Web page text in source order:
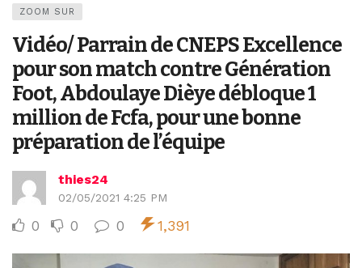
ZOOM SUR
Vidéo/ Parrain de CNEPS Excellence
pour son match contre Génération
Foot, Abdoulaye Dièye débloque 1
million de Fcfa, pour une bonne
préparation de l’équipe
thies24
02/05/2021 4:25 PM
0 0 0 1,391